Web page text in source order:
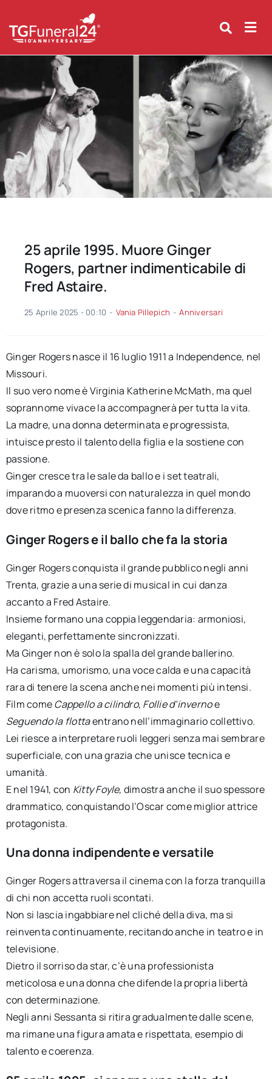
content
25 aprile 1995. Muore Ginger
Rogers, partner indimenticabile di
Fred Astaire.
25 Aprile 2025 - 00:10 - Vania Pillepich - Anniversari
Ginger Rogers nasce il 16 luglio 1911 a Independence, nel
Missouri.
Il suo vero nome è Virginia Katherine McMath, ma quel
soprannome vivace la accompagnerà per tutta la vita.
La madre, una donna determinata e progressista,
intuisce presto il talento della figlia e la sostiene con
passione.
Ginger cresce tra le sale da ballo e i set teatrali,
imparando a muoversi con naturalezza in quel mondo
dove ritmo e presenza scenica fanno la differenza.
Ginger Rogers e il ballo che fa la storia
Ginger Rogers conquista il grande pubblico negli anni
Trenta, grazie a una serie di musical in cui danza
accanto a Fred Astaire.
Insieme formano una coppia leggendaria: armoniosi,
eleganti, perfettamente sincronizzati.
Ma Ginger non è solo la spalla del grande ballerino.
Ha carisma, umorismo, una voce calda e una capacità
rara di tenere la scena anche nei momenti più intensi.
Film comeCappello a cilindro, Follie d’invernoe
Seguendo la flottaentrano nell’immaginario collettivo.
Lei riesce a interpretare ruoli leggeri senza mai sembrare
superficiale, con una grazia che unisce tecnica e
umanità.
E nel 1941, con Kitty Foyle, dimostra anche il suo spessore
drammatico, conquistando l’Oscar come miglior attrice
protagonista.
Una donna indipendente e versatile
Ginger Rogers attraversa il cinema con la forza tranquilla
di chi non accetta ruoli scontati.
Non si lascia ingabbiare nel cliché della diva, ma si
reinventa continuamente, recitando anche in teatro e in
televisione.
Dietro il sorriso da star, c’è una professionista
meticolosa e una donna che difende la propria libertà
con determinazione.
Negli anni Sessanta si ritira gradualmente dalle scene,
ma rimane una figura amata e rispettata, esempio di
talento e coerenza.